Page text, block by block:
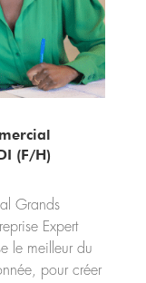
(F/H)
Grands
Expert
le meilleur du
pour créer